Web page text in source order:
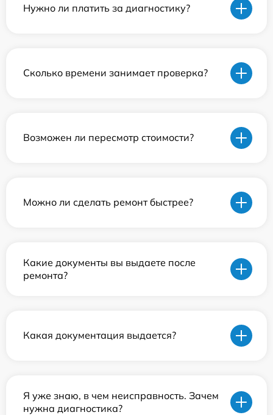
Нужно ли платить за диагностику?
Сколько времени занимает проверка?
Возможен ли пересмотр стоимости?
Можно ли сделать ремонт быстрее?
Какие документы вы выдаете после
ремонта?
Какая документация выдается?
Я уже знаю, в чем неисправность. Зачем
нужна диагностика?